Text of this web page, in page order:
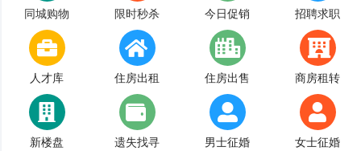
同城购物 限时秒杀 今日促销 招聘求职
人才库 住房出租 住房出售 商房租转
新楼盘 遗失找寻 男士征婚 女士征婚